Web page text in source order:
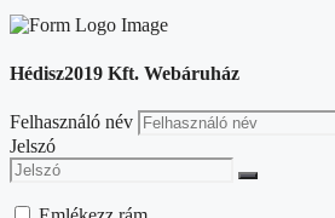
Hédisz2019 Kft. Webáruház
Felhasználó név
Jelszó